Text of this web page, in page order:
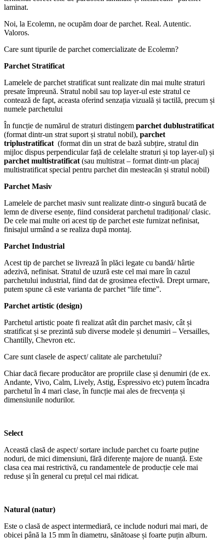
laminat.
Noi, la Ecolemn, ne ocupăm doar de parchet. Real. Autentic.
Valoros.
Care sunt tipurile de parchet comercializate de Ecolemn?
Parchet Stratificat
Lamelele de parchet stratificat sunt realizate din mai multe straturi
presate împreună. Stratul nobil sau top layer-ul este stratul ce
contează de fapt, aceasta oferind senzația vizuală și tactilă, precum și
numele parchetului
În funcție de numărul de straturi distingem parchet dublustratificat
(format dintr-un strat suport și stratul nobil), parchet
triplustratificat (format din un strat de bază subțire, stratul din
mijloc dispus perpendicular față de celelalte straturi și top layer-ul) și
parchet multistratificat (sau multistrat – format dintr-un placaj
multistratificat special pentru parchet din mesteacăn și stratul nobil)
Parchet Masiv
Lamelele de parchet masiv sunt realizate dintr-o singură bucată de
lemn de diverse esențe, fiind considerat parchetul tradițional/ clasic.
De cele mai multe ori acest tip de parchet este furnizat nefinisat,
finisajul urmând a se realiza după montaj.
Parchet Industrial
Acest tip de parchet se livrează în plăci legate cu bandă/ hârtie
adezivă, nefinisat. Stratul de uzură este cel mai mare în cazul
parchetului industrial, fiind dat de grosimea efectivă. Drept urmare,
putem spune că este varianta de parchet “life time”.
Parchet artistic (design)
Parchetul artistic poate fi realizat atât din parchet masiv, cât și
stratificat și se prezintă sub diverse modele și denumiri – Versailles,
Chantilly, Chevron etc.
Care sunt clasele de aspect/ calitate ale parchetului?
Chiar dacă fiecare producător are propriile clase și denumiri (de ex.
Andante, Vivo, Calm, Lively, Astig, Espressivo etc) putem încadra
parchetul în 4 mari clase, în funcție mai ales de frecvența și
dimensiunile nodurilor.
Select
Această clasă de aspect/ sortare include parchet cu foarte puține
noduri, de mici dimensiuni, fără diferențe majore de nuanță. Este
clasa cea mai restrictivă, cu randamentele de producție cele mai
reduse și în general cu prețul cel mai ridicat.
Natural (natur)
Este o clasă de aspect intermediară, ce include noduri mai mari, de
obicei până la 15 mm în diametru, sănătoase și foarte puțin alburn.